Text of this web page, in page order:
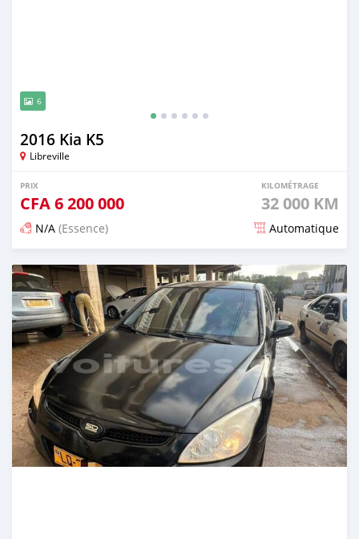
6
2016 Kia K5
Libreville
PRIX
CFA6 200 000
KILOMÉTRAGE
32 000 KM
N/A (Essence) Automatique
Publié il y a 3 mois